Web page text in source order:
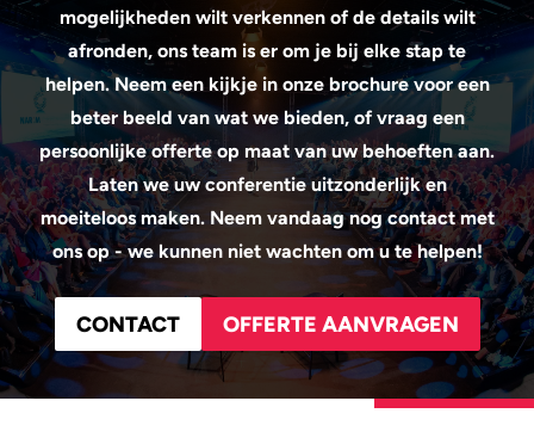
mogelijkheden wilt verkennen of de details wilt
afronden, ons team is er om je bij elke stap te
helpen. Neem een kijkje in onze brochure voor een
beter beeld van wat we bieden, of vraag een
persoonlijke offerte op maat van uw behoeften aan.
Laten we uw conferentie uitzonderlijk en
moeiteloos maken. Neem vandaag nog contact met
ons op - we kunnen niet wachten om u te helpen!
CONTACT OFFERTE AANVRAGEN